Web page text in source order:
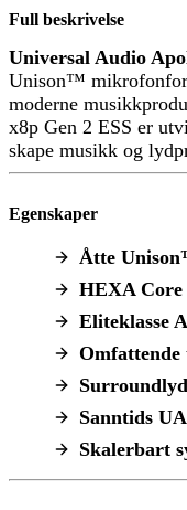
Full beskrivelse
Universal Audio
Unison™
moderne
x8p Gen 2 ESS er
skape musikk og
Egenskaper
Åtte
HEXA Core
Eliteklasse
Sanntids
Skalerbart